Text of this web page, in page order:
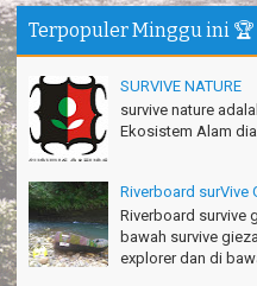
Matius Sinaga - Lampung
Pokonya seru, Amazing gmana?!
Susi - Cimahi
Rian - Surabaya
Thanks!Green canyon Amazing
William - Singapore
Terpopuler Minggu ini 🏆
SURVIVE NATURE
survive nature
Ekosistem Alam
Riverboard surVive
Riverboard survive
bawah survive
explorer dan di